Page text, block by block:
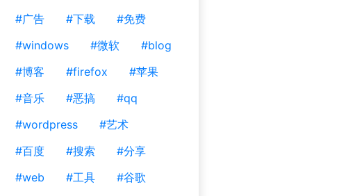
#广告
#下载
#免费
#windows
#微软
#blog
#博客
#firefox
#苹果
#音乐
#恶搞
#qq
#wordpress
#艺术
#百度
#搜索
#分享
#web
#工具
#谷歌